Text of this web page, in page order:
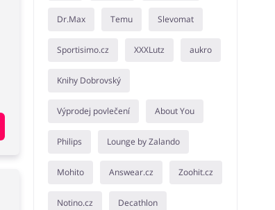
Dr.Max Temu Slevomat
Sportisimo.cz XXXLutz aukro
Knihy Dobrovský
Výprodej povlečení About You
Philips Lounge by Zalando
Mohito Answear.cz Zoohit.cz
Notino.cz Decathlon